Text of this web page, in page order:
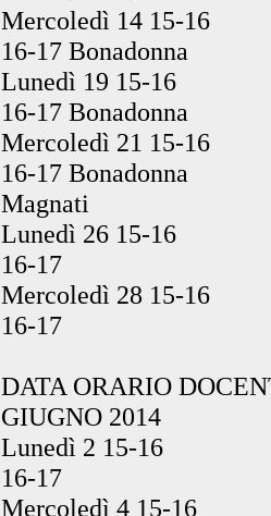
Mercoledì 14 15-16
16-17 Bonadonna
Lunedì 19 15-16
16-17 Bonadonna
Mercoledì 21 15-16
16-17 Bonadonna
Magnati
Lunedì 26 15-16
16-17
Mercoledì 28 15-16
16-17
DATA ORARIO
GIUGNO 2014
Lunedì 2 15-16
16-17
Mercoledì 4 15-16